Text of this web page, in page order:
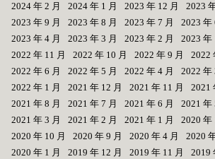
2024 年 2 月
2024 年 1 月 2023 年 12 月 2023
2023 年 9 月
2023 年 8 月 2023 年 7 月 2023 年
2023 年 4 月
2023 年 3 月 2023 年 2 月 2023 年
2022 年 11 月
2022 年 10 月 2022 年 9 月 2022
2022 年 6 月
2022 年 5 月 2022 年 4 月 2022 年
2022 年 1 月
2021 年 12 月 2021 年 11 月 2021
2021 年 8 月
2021 年 7 月 2021 年 6 月 2021 年
2021 年 3 月
2021 年 2 月 2021 年 1 月 2020 年
2020 年 10 月
2020 年 9 月 2020 年 4 月 2020
2020 年 1 月
2019 年 12 月 2019 年 11 月 2019